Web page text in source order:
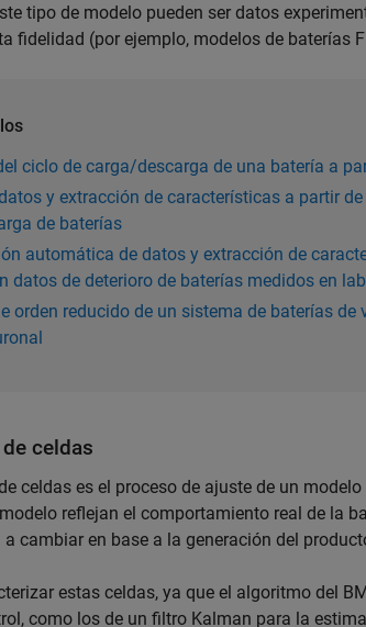
tipo de modelo pueden ser datos
fidelidad (por ejemplo, modelos de baterías
ciclo de carga/descarga de una batería a
y extracción de características a partir
de baterías
automática de datos y extracción de
datos de deterioro de baterías medidos en
orden reducido de un sistema de baterías
celdas
celdas es el proceso de ajuste de un
reflejan el comportamiento real de la
cambiar en base a la generación del
estas celdas, ya que el algoritmo del
como los de un filtro Kalman para la